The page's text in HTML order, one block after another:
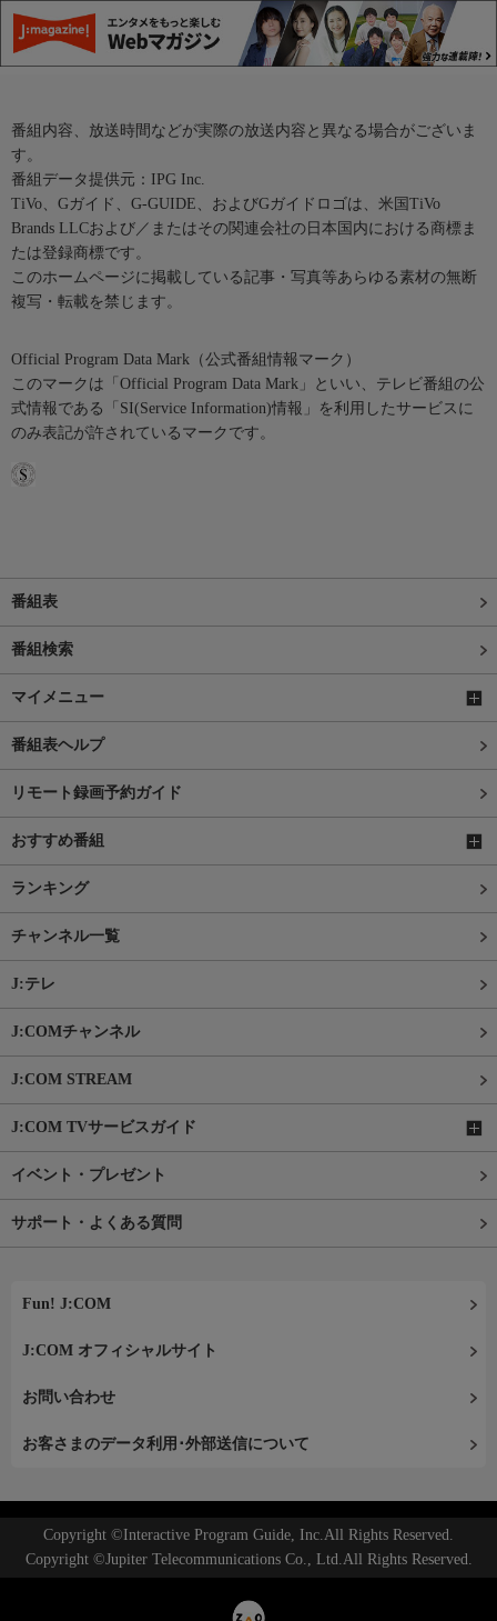
番組内容、放送時間などが実際の放送内容と異なる場合がございま
す。
番組データ提供元：IPG Inc.
TiVo、Gガイド、G-GUIDE、およびGガイドロゴは、米国TiVo
Brands LLCおよび／またはその関連会社の日本国内における商標ま
たは登録商標です。
このホームページに掲載している記事・写真等あらゆる素材の無断
複写・転載を禁じます。
Official Program Data Mark（公式番組情報マーク）
このマークは「Official Program Data Mark」といい、テレビ番組の公
式情報である「SI(Service Information)情報」を利用したサービスに
のみ表記が許されているマークです。
番組表
番組検索
マイメニュー
番組表ヘルプ
リモート録画予約ガイド
おすすめ番組
ランキング
チャンネル一覧
J:テレ
J:COMチャンネル
J:COM STREAM
J:COM TVサービスガイド
イベント・プレゼント
サポート・よくある質問
Fun! J:COM
J:COM オフィシャルサイト
お問い合わせ
お客さまのデータ利用･外部送信について
Copyright ©Interactive Program Guide, Inc.All Rights Reserved.
Copyright ©Jupiter Telecommunications Co., Ltd.All Rights Reserved.